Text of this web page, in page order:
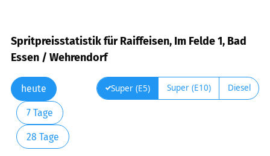
Spritpreisstatistik für Raiffeisen, Im Felde 1, Bad
Essen / Wehrendorf
heute
7 Tage
28 Tage
Super (E5) Super (E10) Diesel